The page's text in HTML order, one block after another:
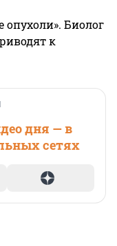
Биолог
к
дня — в
сетях